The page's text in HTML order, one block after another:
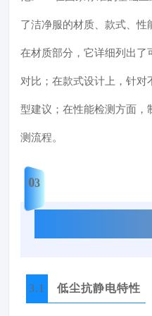
了洁净服的材质、款式、性
在材质部分，它详细列出了
对比；在款式设计上，针对
型建议；在性能检测方面，
测流程。
03
3.1 低尘抗静电特性